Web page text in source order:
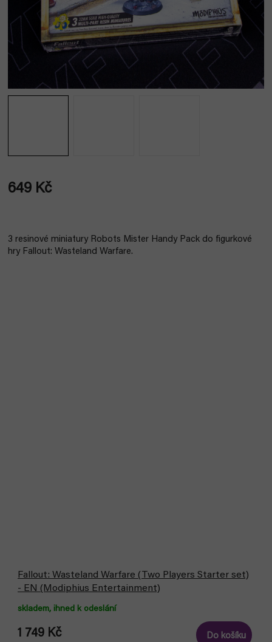
649 Kč
3 resinové miniatury Robots Mister Handy Pack do figurkové
hry Fallout: Wasteland Warfare.
Fallout: Wasteland Warfare (Two Players Starter set)
- EN (Modiphius Entertainment)
skladem, ihned k odeslání
1 749 Kč Do košíku